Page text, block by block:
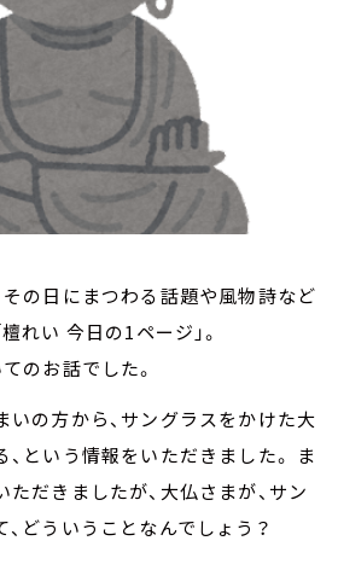
その日にまつわる話題や風物詩など
れい 今日の1ページ」。
のお話でした。
いの方から、サングラスをかけた大
という情報をいただきました。 ま
だきましたが、大仏さまが、サン
どういうことなんでしょう？